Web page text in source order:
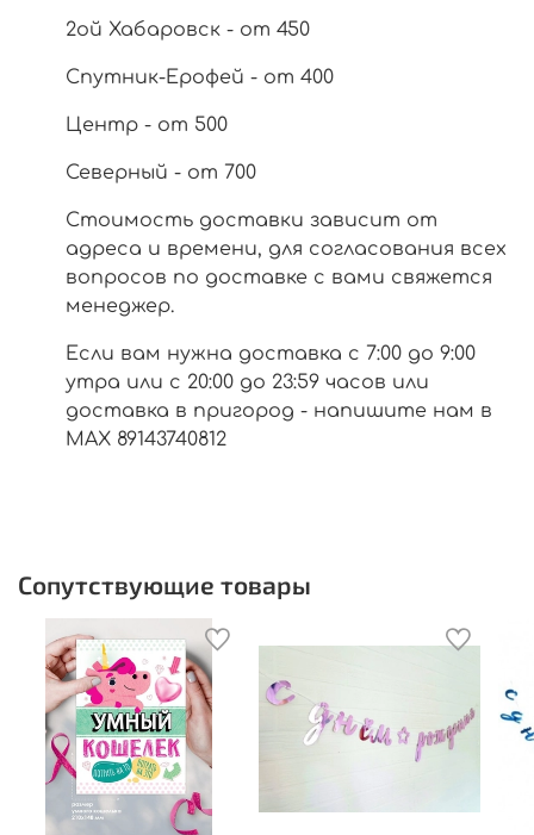
2ой Хабаровск - от 450
Спутник-Ерофей - от 400
Центр - от 500
Северный - от 700
Стоимость доставки зависит от
адреса и времени, для согласования всех
вопросов по доставке с вами свяжется
менеджер.
Если вам нужна доставка с 7:00 до 9:00
утра или с 20:00 до 23:59 часов или
доставка в пригород - напишите нам в
МАХ 89143740812
Сопутствующие товары